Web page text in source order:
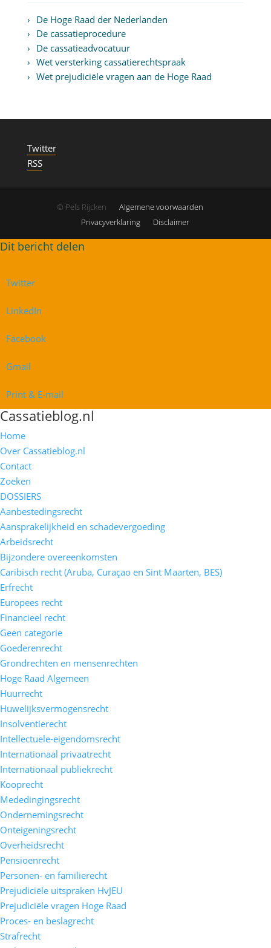
De Hoge Raad der Nederlanden
De cassatieprocedure
De cassatieadvocatuur
Wet versterking cassatierechtspraak
Wet prejudiciële vragen aan de Hoge Raad
Twitter
RSS
© Pels Rijcken
Algemene voorwaarden
Privacyverklaring
Disclaimer
Twitter
LinkedIn
Facebook
Gmail
Print & E-mail
Cassatieblog.nl
Home
Over Cassatieblog.nl
Contact
Zoeken
DOSSIERS
Aanbestedingsrecht
Aansprakelijkheid en schadevergoeding
Arbeidsrecht
Bijzondere overeenkomsten
Caribisch recht (Aruba, Curaçao en Sint Maarten, BES)
Erfrecht
Europees recht
Financieel recht
Geen categorie
Goederenrecht
Grondrechten en mensenrechten
Hoge Raad Algemeen
Huurrecht
Huwelijksvermogensrecht
Insolventierecht
Intellectuele-eigendomsrecht
Internationaal privaatrecht
Internationaal publiekrecht
Kooprecht
Mededingingsrecht
Ondernemingsrecht
Onteigeningsrecht
Overheidsrecht
Pensioenrecht
Personen- en familierecht
Prejudiciële uitspraken HvJEU
Prejudiciële vragen Hoge Raad
Proces- en beslagrecht
Strafrecht